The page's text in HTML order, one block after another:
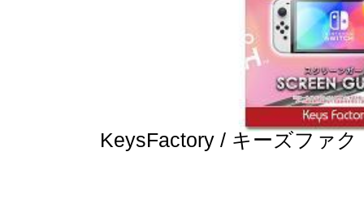
KeysFactory / キーズファク